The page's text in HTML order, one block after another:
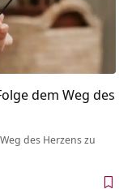
dem Weg des
des Herzens zu